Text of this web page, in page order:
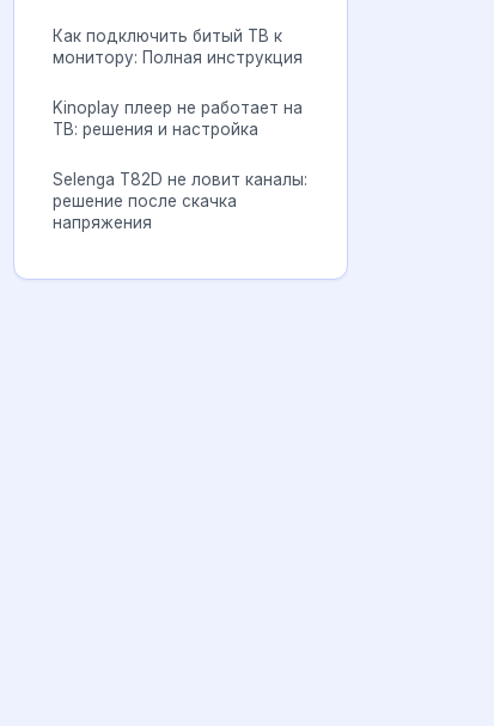
Как подключить битый ТВ к
монитору: Полная инструкция
Kinoplay плеер не работает на
ТВ: решения и настройка
Selenga T82D не ловит каналы:
решение после скачка
напряжения